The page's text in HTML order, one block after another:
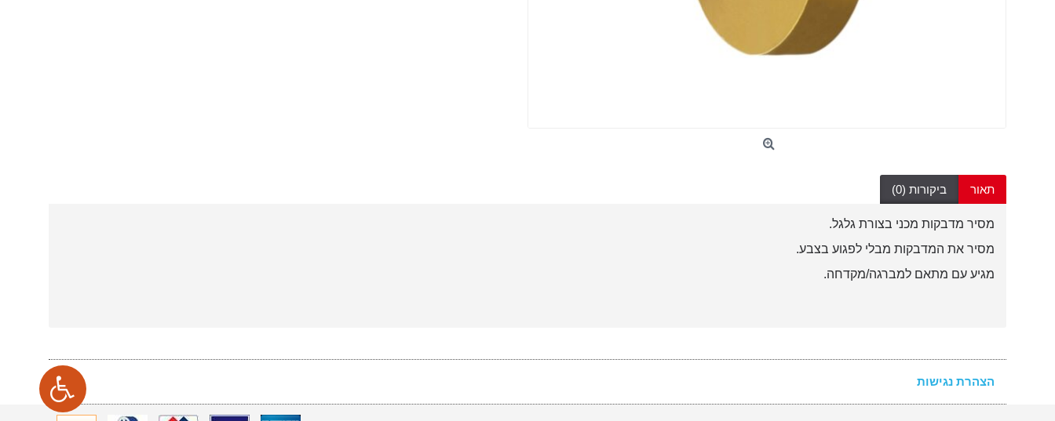
תאור ביקורות (0)
מסיר מדבקות מכני בצורת גלגל.
מסיר את המדבקות מבלי לפגוע בצבע.
מגיע עם מתאם למברגה/מקדחה.
הצהרת נגישות